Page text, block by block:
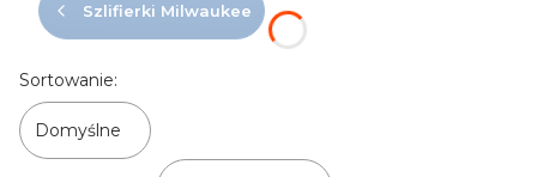
Szlifierki Milwaukee
Lista produktów
Sortowanie:
Domyślne